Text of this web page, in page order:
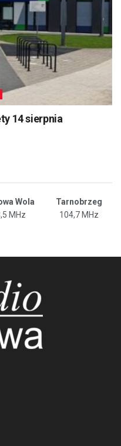
14 sierpnia
Wola
Tarnobrzeg
MHz 104,7 MHz